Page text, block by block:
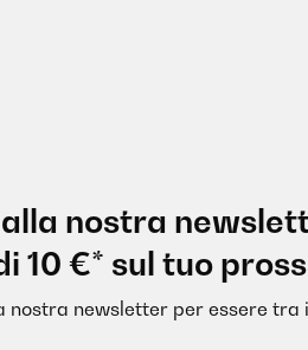
nostra
10 €* sul tuo
nostra newsletter per essere tra